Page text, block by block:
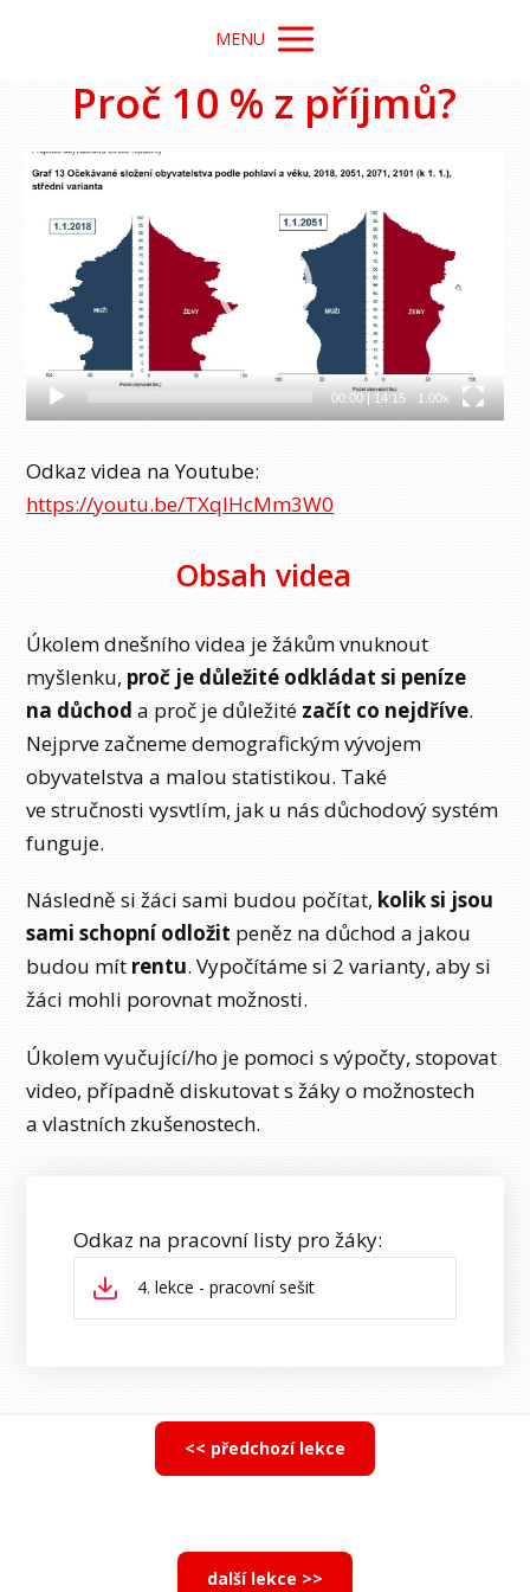
MENU
Proč 10 % z příjmů?
Video
00:00| 14:15 1.00x
Odkaz videa na Youtube:
https://youtu.be/TXqlHcMm3W0
Obsah videa
Úkolem dnešního videa je žákům vnuknout
myšlenku, proč je důležité odkládat si peníze
na důchod a proč je důležité začít co nejdříve.
Nejprve začneme demografickým vývojem
obyvatelstva a malou statistikou. Také
ve stručnosti vysvtlím, jak u nás důchodový systém
funguje.
Následně si žáci sami budou počítat, kolik si jsou
sami schopní odložit peněz na důchod a jakou
budou mít rentu. Vypočítáme si 2 varianty, aby si
žáci mohli porovnat možnosti.
Úkolem vyučující/ho je pomoci s výpočty, stopovat
video, případně diskutovat s žáky o možnostech
a vlastních zkušenostech.
Odkaz na pracovní listy pro žáky:
4. lekce - pracovní sešit
<< předchozí lekce
další lekce >>